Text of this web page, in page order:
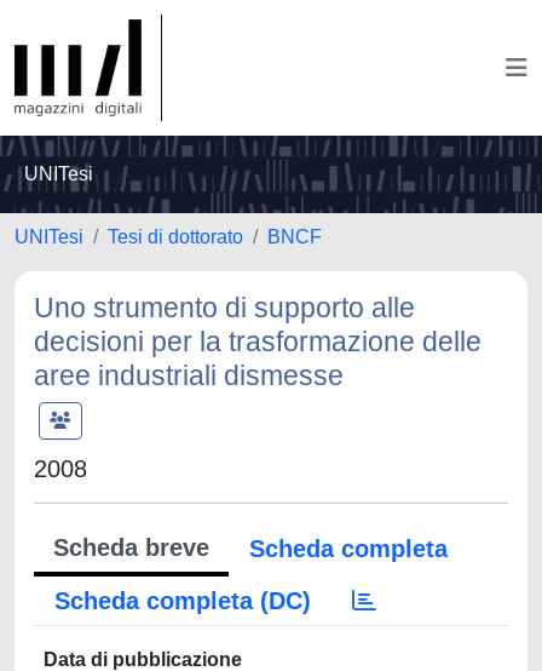
UNITesi
UNITesi Tesi di dottorato BNCF
Uno strumento di supporto alle
decisioni per la trasformazione delle
aree industriali dismesse
2008
Scheda breve
Scheda completa
Scheda completa (DC)
Data di pubblicazione